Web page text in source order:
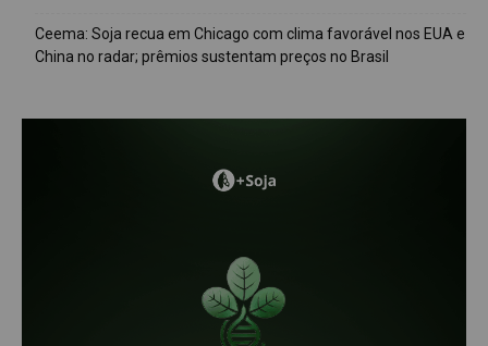
Ceema: Soja recua em Chicago com clima favorável nos EUA e
China no radar; prêmios sustentam preços no Brasil